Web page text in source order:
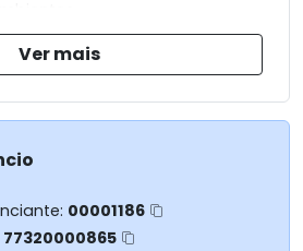
Ver mais
00001186
77320000865